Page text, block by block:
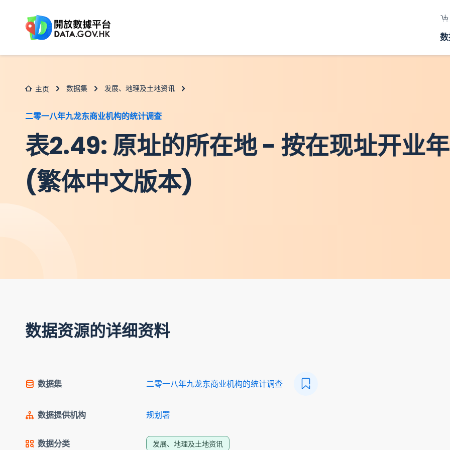
主页 数据集 发展、地理及土地资讯
二零一八年九龙东商业机构的统计调查
表2.49: 原址的所在地 - 按在现址开业
(繁体中文版本)
数据资源的详细资料
数据集 二零一八年九龙东商业机构的统计调查
数据提供机构 规划署
数据分类 发展、地理及土地资讯